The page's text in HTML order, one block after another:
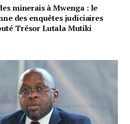
minerais à Mwenga : le
des enquêtes judiciaires
Trésor Lutala Mutiki